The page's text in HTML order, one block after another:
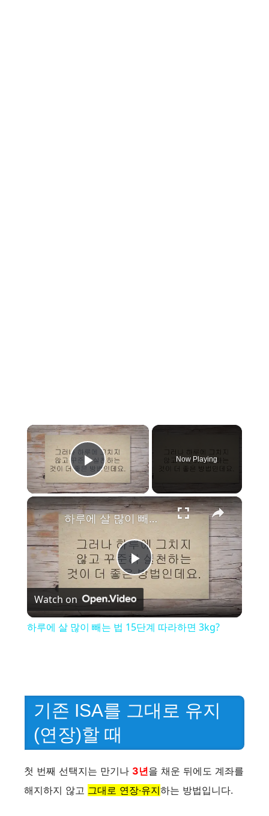
×
Play Video
Now Playing
×
P
l
V
i
d
하루에 살 많이 빼는 법 15단계 따라하면 3kg?
Watch on
하루에 살 많이 빼는 법 15단계 따라하면 3kg?
기존 ISA를 그대로 유지
(연장)할 때
첫 번째 선택지는 만기나 3년을 채운 뒤에도 계좌를
해지하지 않고 그대로 연장·유지하는 방법입니다.